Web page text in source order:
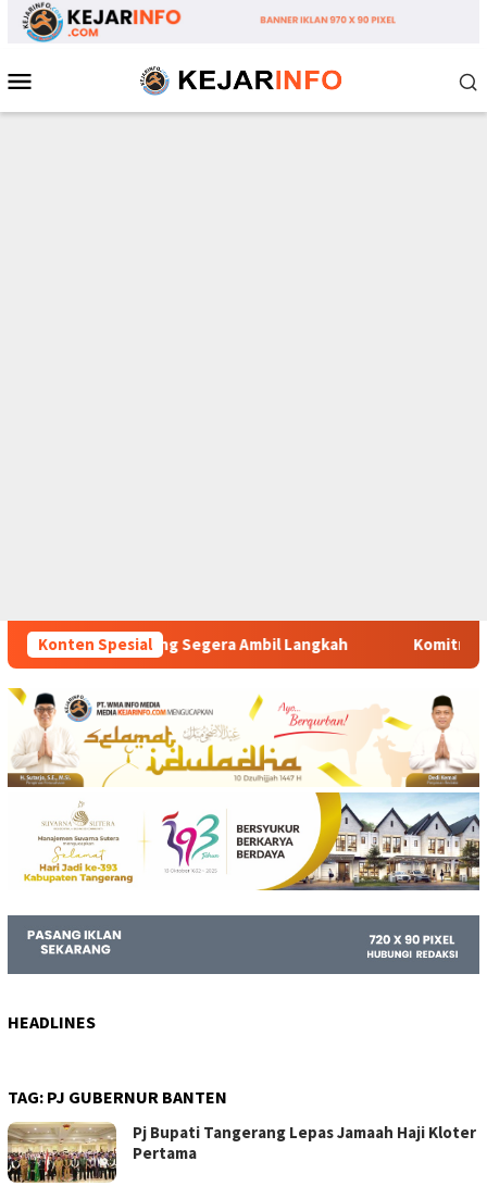
Loncat
Mobile
Konten Spesial
Langkah Komitmen Polsek Tigaraksa Tindak
HEADLINES
TAG: PJ GUBERNUR BANTEN
Pj Bupati Tangerang Lepas Jamaah Haji Kloter
Pertama